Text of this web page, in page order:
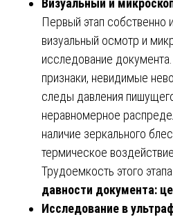
Визуальный и
Первый этап собственно
визуальный осмотр и
исследование
признаки, невидимые
следы давления
неравномерное
наличие зеркального
термическое
Трудоемкость этого
давности документа:
Исследование в